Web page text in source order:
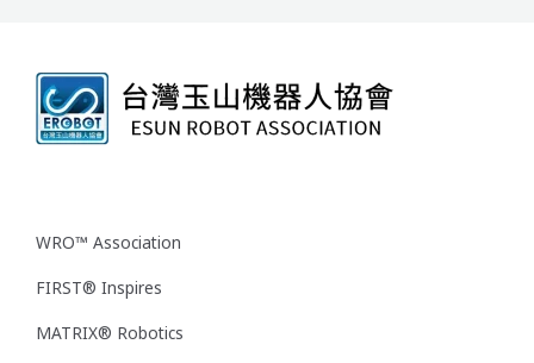
WRO™ Association
FIRST® Inspires
MATRIX® Robotics